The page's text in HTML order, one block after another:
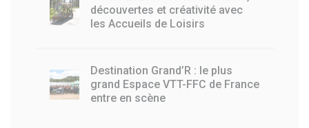
découvertes et créativité avec
les Accueils de Loisirs
Destination Grand’R : le plus
grand Espace VTT-FFC de France
entre en scène